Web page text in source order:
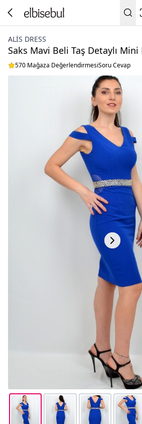
ALİS DRESS
Saks Mavi Beli Taş Detaylı
570 Mağaza DeğerlendirmesiSoru Cevap